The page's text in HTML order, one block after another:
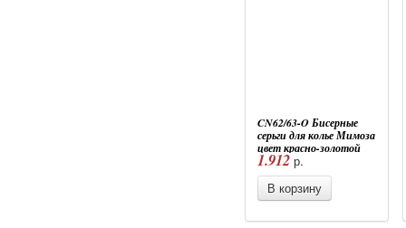
CN62/63-O Бисерные
серьги для колье Мимоза
цвет красно-золотой
1.912 р.
В корзину